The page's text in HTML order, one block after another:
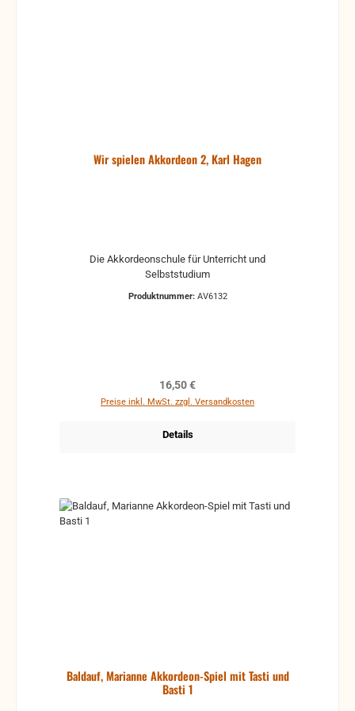
Wir spielen Akkordeon 2, Karl Hagen
Die Akkordeonschule für Unterricht und
Selbststudium
Produktnummer: AV6132
Regulärer Preis:
16,50 €
Preise inkl. MwSt. zzgl. Versandkosten
Details
Baldauf, Marianne Akkordeon-Spiel mit Tasti und
Basti 1